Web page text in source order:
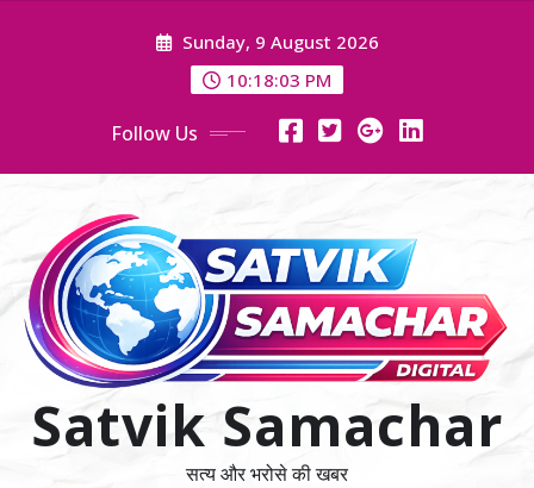
Sunday, 9 August 2026
10:18:03 PM
Follow Us
Satvik Samachar
सत्य और भरोसे की खबर